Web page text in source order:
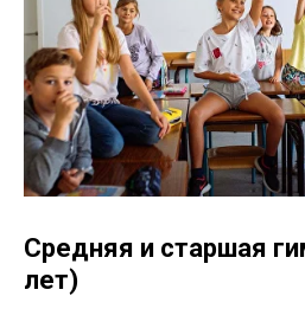
Средняя и старшая
лет)